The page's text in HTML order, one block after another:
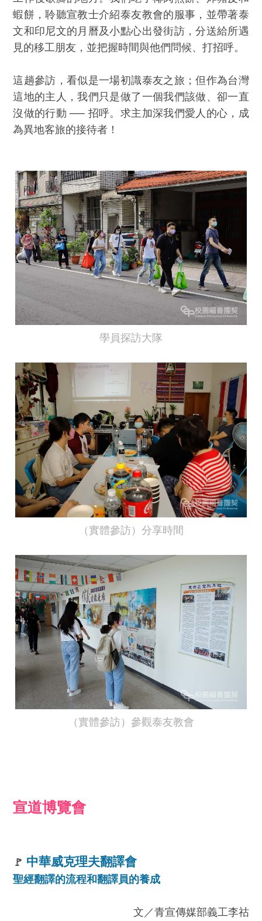
蝦餅，聆聽宣教士介紹泰友教會的服事，並帶著泰
文和印尼文的月曆及小點心出發街訪，分送給所遇
見的移工朋友，並把握時間與他們問候、打招呼。
這趟參訪，看似是一場初識泰友之旅；但作為台灣
這地的主人，我們只是做了一個我們該做、卻一直
沒做的行動 ── 招呼。求主加深我們愛人的心，成
為異地客旅的接待者！
學員探訪大隊
（實體參訪）分享時間
（實體參訪）參觀泰友教會
宣道博覽會
🚩 中華威克理夫翻譯會
聖經翻譯的流程和翻譯員的養成
文／青宣傳媒部義工李祜